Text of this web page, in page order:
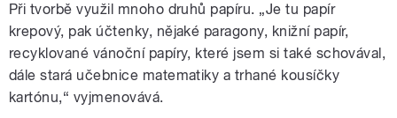
Při tvorbě využil mnoho druhů papíru. „Je tu papír
krepový, pak účtenky, nějaké paragony, knižní papír,
recyklované vánoční papíry, které jsem si také schovával,
dále stará učebnice matematiky a trhané kousíčky
kartónu,“ vyjmenovává.